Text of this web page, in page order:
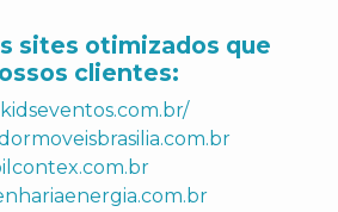
sites otimizados que
clientes: